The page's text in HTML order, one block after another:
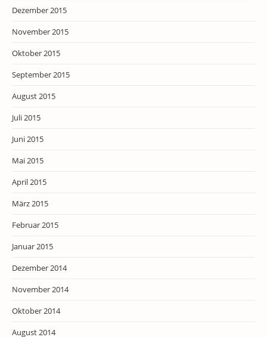
Dezember 2015
November 2015
Oktober 2015
September 2015
August 2015
Juli 2015
Juni 2015
Mai 2015
April 2015
März 2015
Februar 2015
Januar 2015
Dezember 2014
November 2014
Oktober 2014
August 2014